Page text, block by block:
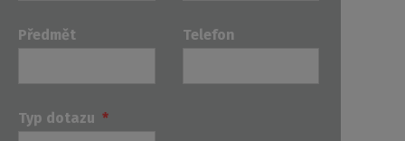
Předmět
Typ dotazu *
Telefon